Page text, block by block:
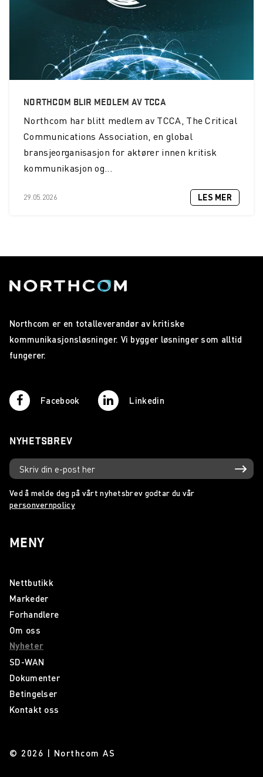
NORTHCOM BLIR MEDLEM AV TCCA
Northcom har blitt medlem av TCCA, The Critical
Communications Association, en global
bransjeorganisasjon for aktører innen kritisk
kommunikasjon og...
29.05.2026 LES MER
Northcom er en totalleverandør av kritiske
kommunikasjonsløsninger. Vi bygger løsninger som alltid
fungerer.
Facebook Linkedin
NYHETSBREV
Ved å melde deg på vårt nyhetsbrev godtar du vår
personvernpolicy
MENY
Nettbutikk
Markeder
Forhandlere
Om oss
Nyheter
SD-WAN
Dokumenter
Betingelser
Kontakt oss
© 2026 | Northcom AS